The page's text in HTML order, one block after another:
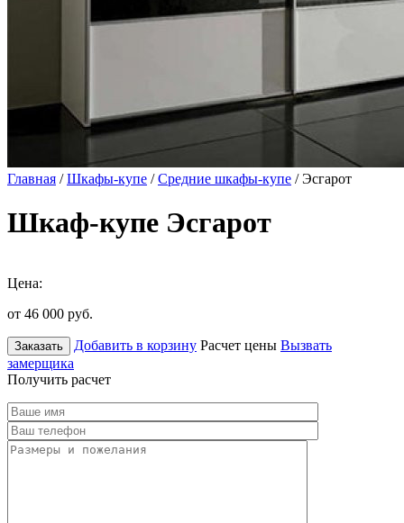
Главная /Шкафы-купе /Средние шкафы-купе / Эсгарот
Шкаф-купе Эсгарот
Цена:
от 46 000 руб.
Заказать Добавить в корзину Расчет цены Вызвать
замерщика
Получить расчет